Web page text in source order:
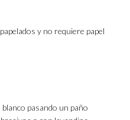
y no requiere papel
blanco pasando un paño